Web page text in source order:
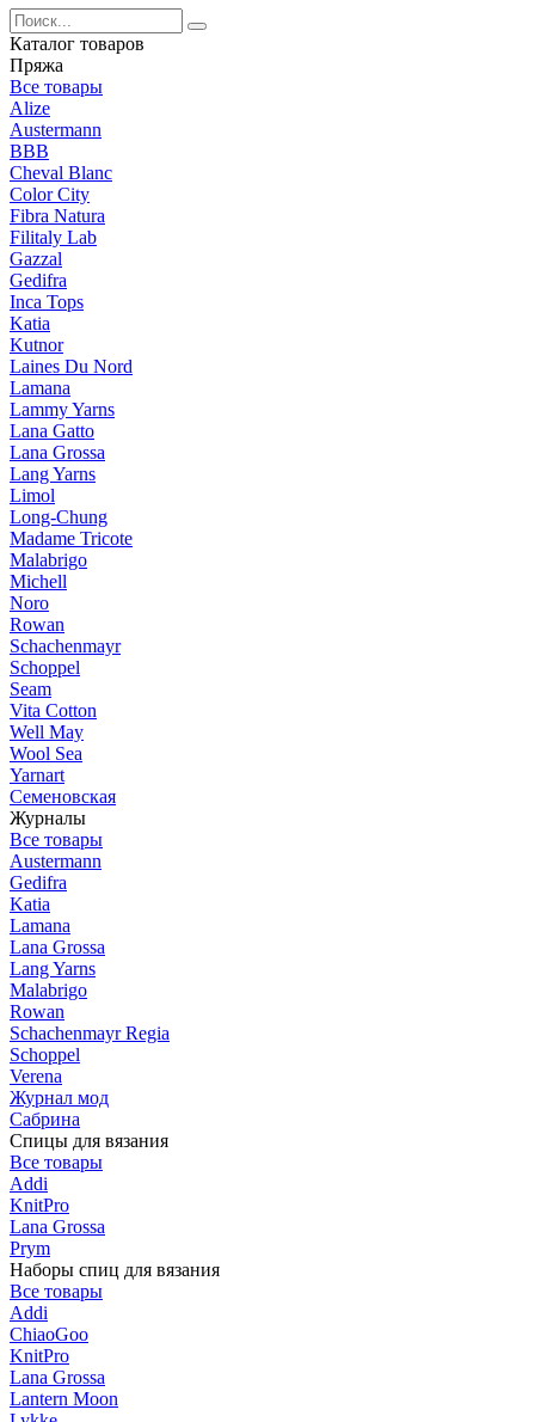
Каталог товаров
Пряжа
Все товары
Alize
Austermann
BBB
Cheval Blanc
Color City
Fibra Natura
Filitaly Lab
Gazzal
Gedifra
Inca Tops
Katia
Kutnor
Laines Du Nord
Lamana
Lammy Yarns
Lana Gatto
Lana Grossa
Lang Yarns
Limol
Long-Chung
Madame Tricote
Malabrigo
Michell
Noro
Rowan
Schachenmayr
Schoppel
Seam
Vita Cotton
Well May
Wool Sea
Yarnart
Семеновская
Журналы
Все товары
Austermann
Gedifra
Katia
Lamana
Lana Grossa
Lang Yarns
Malabrigo
Rowan
Schachenmayr Regia
Schoppel
Verena
Журнал мод
Сабрина
Спицы для вязания
Все товары
Addi
KnitPro
Lana Grossa
Prym
Наборы спиц для вязания
Все товары
Addi
ChiaoGoo
KnitPro
Lana Grossa
Lantern Moon